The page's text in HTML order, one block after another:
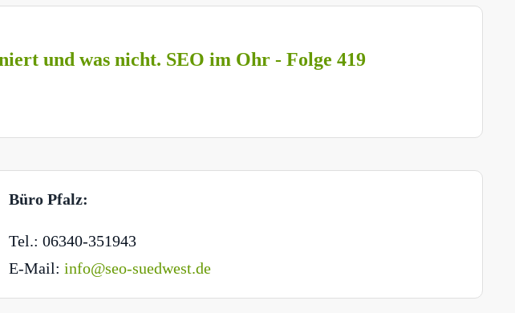
und was nicht. SEO im Ohr - Folge 419
Büro Pfalz:
Tel.: 06340-351943
E-Mail: info@seo-suedwest.de